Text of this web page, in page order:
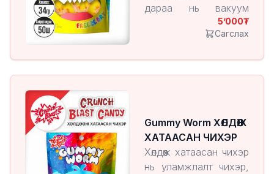
дараа нь вакуум
орчинд чийгийг нь
ууршуулан гаргаж
хадгалж, харин бүтэц
нь хөнгөн, шаржигнуур
болдог онцлогтой.
5’000
Сагслах
Gummy Worm ХӨЛДӨӨЖ
ХАТААСАН ЧИХЭР
Хөлдөөж хатаасан чихэр
нь уламжлалт чихэр,